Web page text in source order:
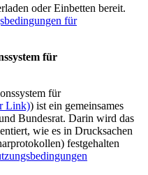
oder Einbetten bereit.
für
für
für
Link)) ist ein gemeinsames
Bundesrat. Darin wird das
wie es in Drucksachen
festgehalten